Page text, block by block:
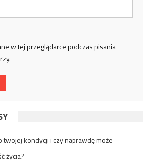
w tej przeglądarce podczas pisania
twojej kondycji i czy naprawdę może
życia?